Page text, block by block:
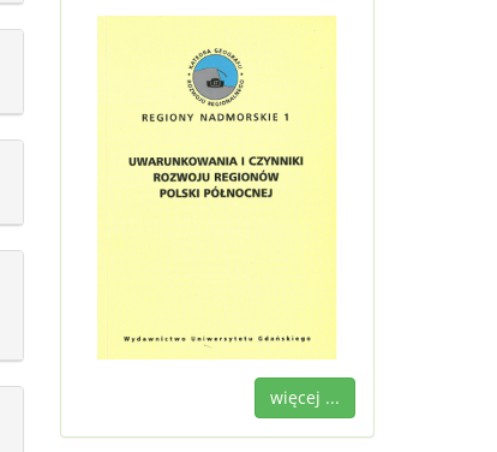
więcej ...